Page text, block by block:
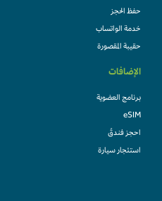
حفظ الحجز
خدمة الواتساب
حقيبة المقصورة
الإضافات
برنامج العضوية
eSIM
احجز فندقً
استئجار سيارة